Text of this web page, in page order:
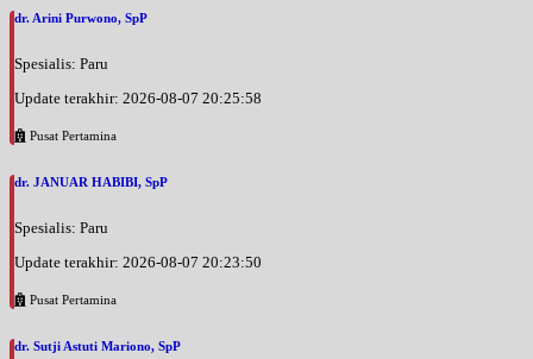
dr. Arini Purwono, SpP
Spesialis: Paru
Update terakhir: 2026-08-07 20:25:58
Pusat Pertamina
dr. JANUAR HABIBI, SpP
Spesialis: Paru
Update terakhir: 2026-08-07 20:23:50
Pusat Pertamina
dr. Sutji Astuti Mariono, SpP